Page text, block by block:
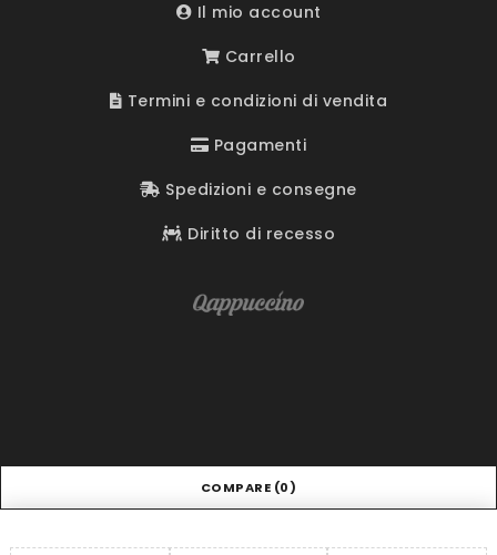
Il mio account
Carrello
Termini e condizioni di vendita
Pagamenti
Spedizioni e consegne
Diritto di recesso
COMPARE (0)